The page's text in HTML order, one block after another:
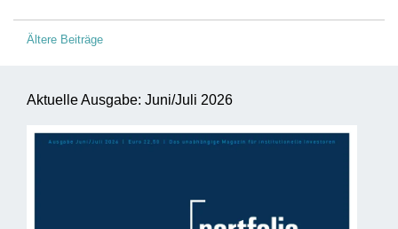
Beitragsnavigation
Ältere Beiträge
Aktuelle Ausgabe: Juni/Juli 2026